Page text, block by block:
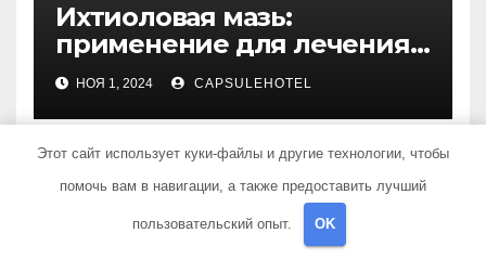
Ихтиоловая мазь:
применение для лечения
фурункулов
НОЯ 1, 2024 CAPSULEHOTEL
UNCATEGORISED
Этот сайт использует куки-файлы и другие технологии, чтобы
помочь вам в навигации, а также предоставить лучший
пользовательский опыт. OK